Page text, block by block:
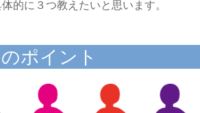
的に３つ教えたいと思います。
ポイント